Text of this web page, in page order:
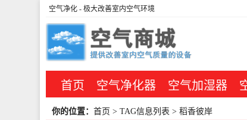
空气净化 - 极大改善室内空气环境
首页 空气净化器 空气加湿器
你的位置： 首页 > TAG信息列表 > 稻香彼岸